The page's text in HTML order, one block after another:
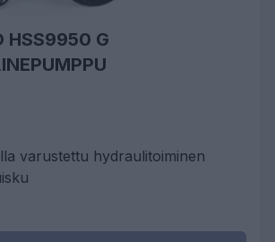
HSS9950 G
varustettu hydraulitoiminen